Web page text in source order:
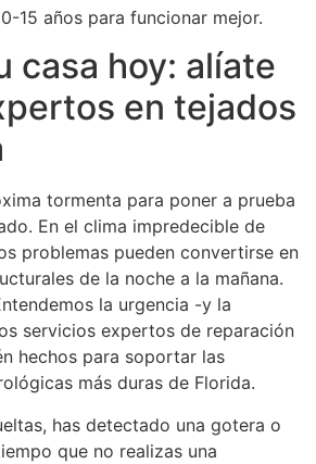
15 años para funcionar mejor.
casa hoy: alíate
en tejados
tormenta para poner a prueba
En el clima impredecible de
problemas pueden convertirse en
de la noche a la mañana.
la urgencia -y la
servicios expertos de reparación
hechos para soportar las
más duras de Florida.
has detectado una gotera o
que no realizas una